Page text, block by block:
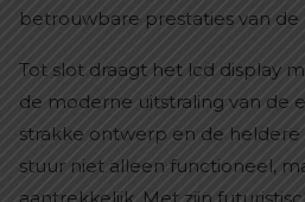
betrouwbare prestaties van de
Tot slot draagt het lcd display
de moderne uitstraling van de
strakke ontwerp en de
stuur niet alleen functioneel,